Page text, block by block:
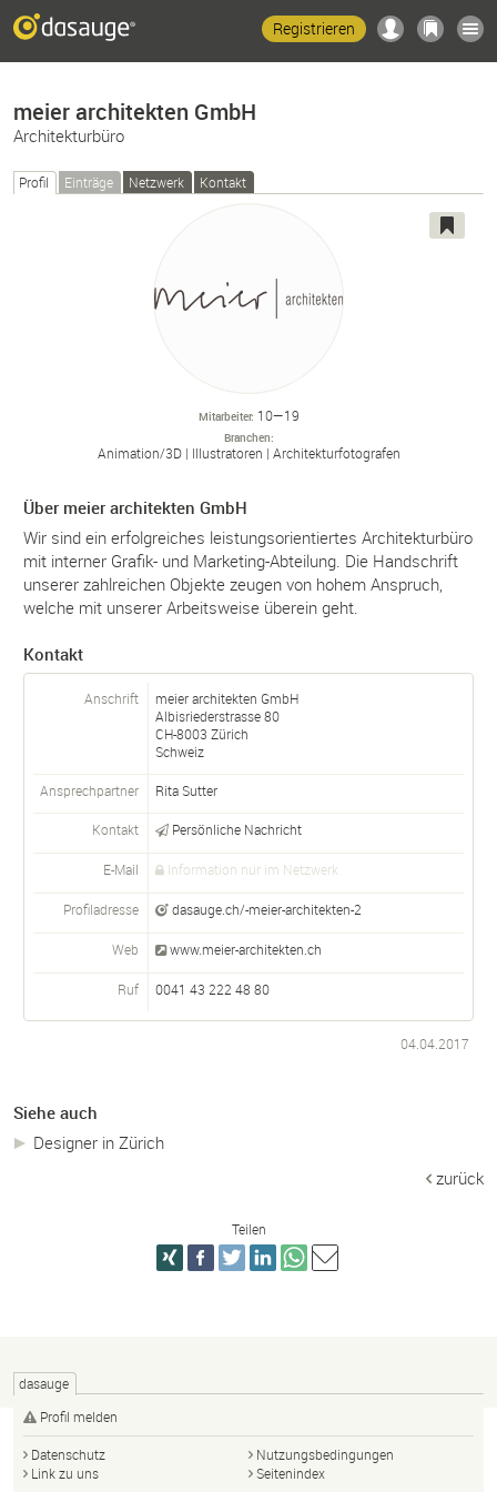
Registrieren
meier architekten GmbH
Architekturbüro
Profil Einträge Netzwerk Kontakt
Mitarbeiter 10—19
Branchen
Animation/3D Illustratoren Architekturfotografen
Über meier architekten GmbH
Wir sind ein erfolgreiches leistungsorientiertes Architekturbüro
mit interner Grafik- und Marketing-Abteilung. Die Handschrift
unserer zahlreichen Objekte zeugen von hohem Anspruch,
welche mit unserer Arbeitsweise überein geht.
Kontakt
Anschrift
meier architekten GmbH
Albisriederstrasse 80
CH-8003 Zürich
Schweiz
Ansprechpartner Rita Sutter
Kontakt Persönliche Nachricht
E-Mail Information nur im Netzwerk
Profiladresse dasauge.ch/-meier-architekten-2
Web www.meier-architekten.ch
Ruf 0041 43 222 48 80
04.04.2017
Siehe auch
Designer in Zürich
zurück
Teilen
dasauge
Profil melden
Datenschutz
Nutzungsbedingungen
Link zu uns
Seitenindex